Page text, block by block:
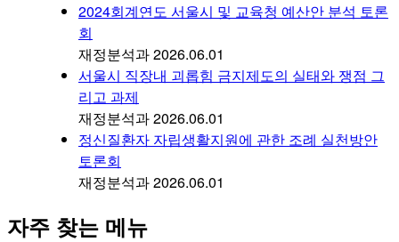
2024회계연도 서울시 및 교육청 예산안 분석 토론
회
재정분석과2026.06.01
서울시 직장내 괴롭힘 금지제도의 실태와 쟁점 그
리고 과제
재정분석과2026.06.01
정신질환자 자립생활지원에 관한 조례 실천방안
토론회
재정분석과2026.06.01
자주 찾는 메뉴